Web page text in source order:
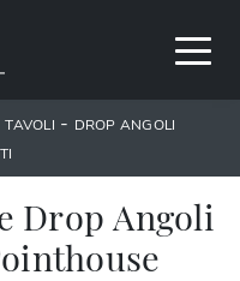
TAVOLI - DROP ANGOLI
Drop Angoli